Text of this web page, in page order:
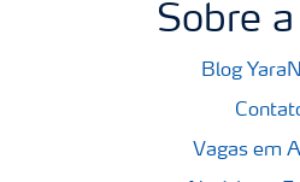
Sobre a
Blog
Vagas em